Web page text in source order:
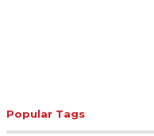
Popular Tags